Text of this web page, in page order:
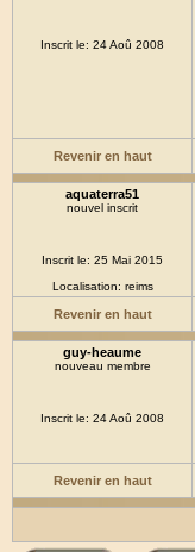
Inscrit le: 24 Aoû 2008
Revenir en haut
aquaterra51
nouvel inscrit
Inscrit le: 25 Mai 2015
Localisation: reims
Revenir en haut
guy-heaume
nouveau membre
Inscrit le: 24 Aoû 2008
Revenir en haut